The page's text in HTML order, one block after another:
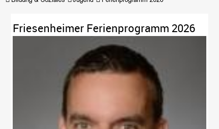
Friesenheimer Ferienprogramm 2026